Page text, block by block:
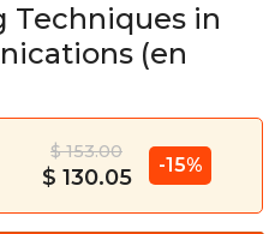
Techniques in
(en
$ 153.00
$ 130.05 -15%